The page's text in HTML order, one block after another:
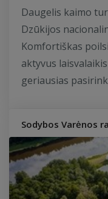
Daugelis kaimo
Dzūkijos
Komfortiškas
aktyvus
geriausias
Sodybos Varėnos